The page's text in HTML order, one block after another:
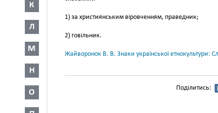
К
Л
М
Н
О
1) за християнським віровченням, праведник;
2) говільник.
Жайворонок В. В. Знаки української етнокультури:
Поділитись: